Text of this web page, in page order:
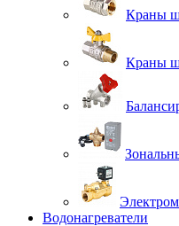
Краны
Краны
Водонагреватели